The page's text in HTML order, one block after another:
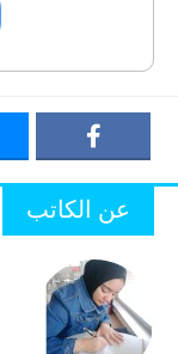
عن الكاتب